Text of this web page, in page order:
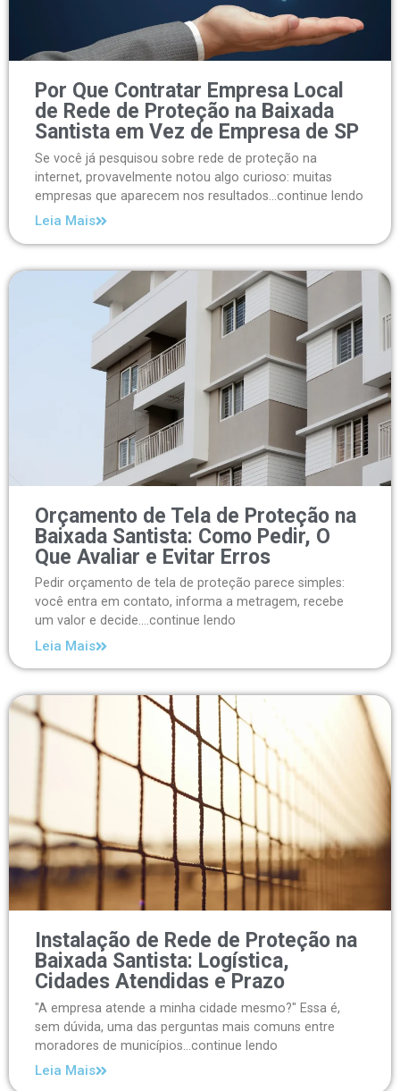
Por Que Contratar Empresa Local
de Rede de Proteção na Baixada
Santista em Vez de Empresa de SP
Se você já pesquisou sobre rede de proteção na
internet, provavelmente notou algo curioso: muitas
empresas que aparecem nos resultados...continue lendo
Leia Mais
Orçamento de Tela de Proteção na
Baixada Santista: Como Pedir, O
Que Avaliar e Evitar Erros
Pedir orçamento de tela de proteção parece simples:
você entra em contato, informa a metragem, recebe
um valor e decide....continue lendo
Leia Mais
Instalação de Rede de Proteção na
Baixada Santista: Logística,
Cidades Atendidas e Prazo
"A empresa atende a minha cidade mesmo?" Essa é,
sem dúvida, uma das perguntas mais comuns entre
moradores de municípios...continue lendo
Leia Mais